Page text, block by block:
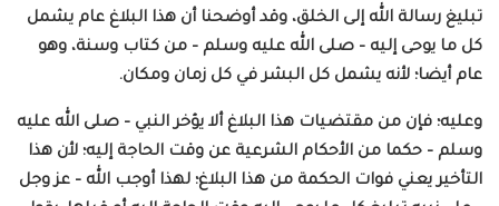
تبليغ رسالة الله إلى الخلق، وقد أوضحنا أن هذا البلاغ عام يشمل
كل ما يوحى إليه – صلى الله عليه وسلم – من كتاب وسنة، وهو
عام أيضا؛ لأنه يشمل كل البشر في كل زمان ومكان.
وعليه؛ فإن من مقتضيات هذا البلاغ ألا يؤخر النبي – صلى الله عليه
وسلم – حكما من الأحكام الشرعية عن وقت الحاجة إليه؛ لأن هذا
التأخير يعني فوات الحكمة من هذا البلاغ؛ لهذا أوجب الله – عز وجل